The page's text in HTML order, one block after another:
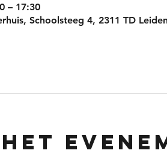
– 17:30
Schoolsteeg 4, 2311 TD